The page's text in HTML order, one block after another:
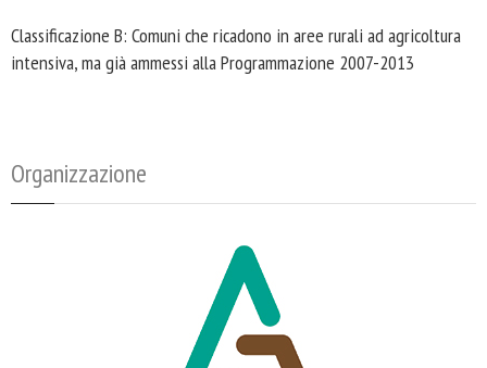
Classificazione B: Comuni che ricadono in aree rurali ad agricoltura
intensiva, ma già ammessi alla Programmazione 2007-2013
Organizzazione